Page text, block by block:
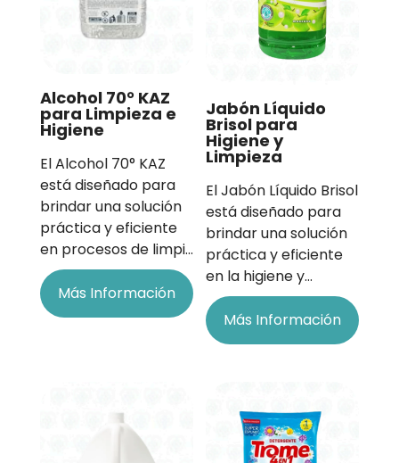
Alcohol 70° KAZ
para Limpieza e
Higiene
El Alcohol 70° KAZ
está diseñado para
brindar una solución
práctica y eficiente
en procesos de limpi…
Más Información
Jabón Líquido
Brisol para
Higiene y
Limpieza
El Jabón Líquido Brisol
está diseñado para
brindar una solución
práctica y eficiente
en la higiene y…
Más Información